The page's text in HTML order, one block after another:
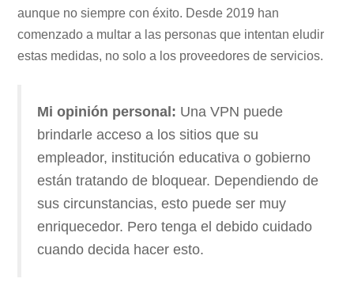
aunque no siempre con éxito. Desde 2019 han
comenzado a multar a las personas que intentan eludir
estas medidas, no solo a los proveedores de servicios.
Mi opinión personal: Una VPN puede
brindarle acceso a los sitios que su
empleador, institución educativa o gobierno
están tratando de bloquear. Dependiendo de
sus circunstancias, esto puede ser muy
enriquecedor. Pero tenga el debido cuidado
cuando decida hacer esto.